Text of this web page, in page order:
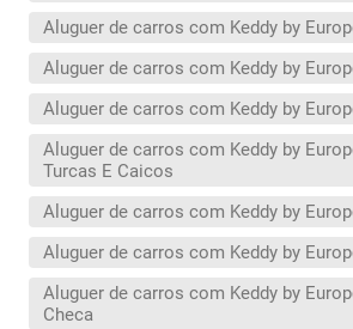
Aluguer de carros com Keddy by
Aluguer de carros com Keddy by
Aluguer de carros com Keddy by
Aluguer de carros com Keddy by
Turcas E Caicos
Aluguer de carros com Keddy by
Aluguer de carros com Keddy by
Aluguer de carros com Keddy by
Checa